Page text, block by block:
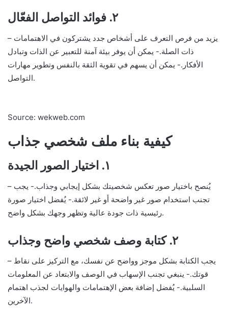
٢. فوائد التواصل الفعّال
– يزيد من فرص التعرف على أشخاص جدد يشتركون في الاهتمامات
ذات الصلة.- يمكن أن يوفر بيئة آمنة للتعبير عن الذات وتبادل
الأفكار.- يمكن أن يسهم في تقوية الثقة بالنفس وتطوير مهارات
التواصل.
Source: wekweb.com
كيفية بناء ملف شخصي جذاب
١. اختيار الصور الجيدة
– يُنصح باختيار صور تعكس شخصيتك بشكل إيجابي وجذاب.- يجب
تجنب استخدام صور غير واضحة أو غير لائقة.- يُفضل اختيار صورة
رئيسية ذات جودة عالية وتظهر وجهك بشكل واضح.
٢. كتابة وصف شخصي واضح وجذاب
– يجب الكتابة بشكل موجز وواضح عن نفسك، مع التركيز على نقاط
قوتك.- ينبغي تجنب الإسهاب في الوصف والابتعاد عن المعلومات
السلبية.- يُفضل إضافة بعض الإهتمامات والهوايات لجذب اهتمام
الآخرين.